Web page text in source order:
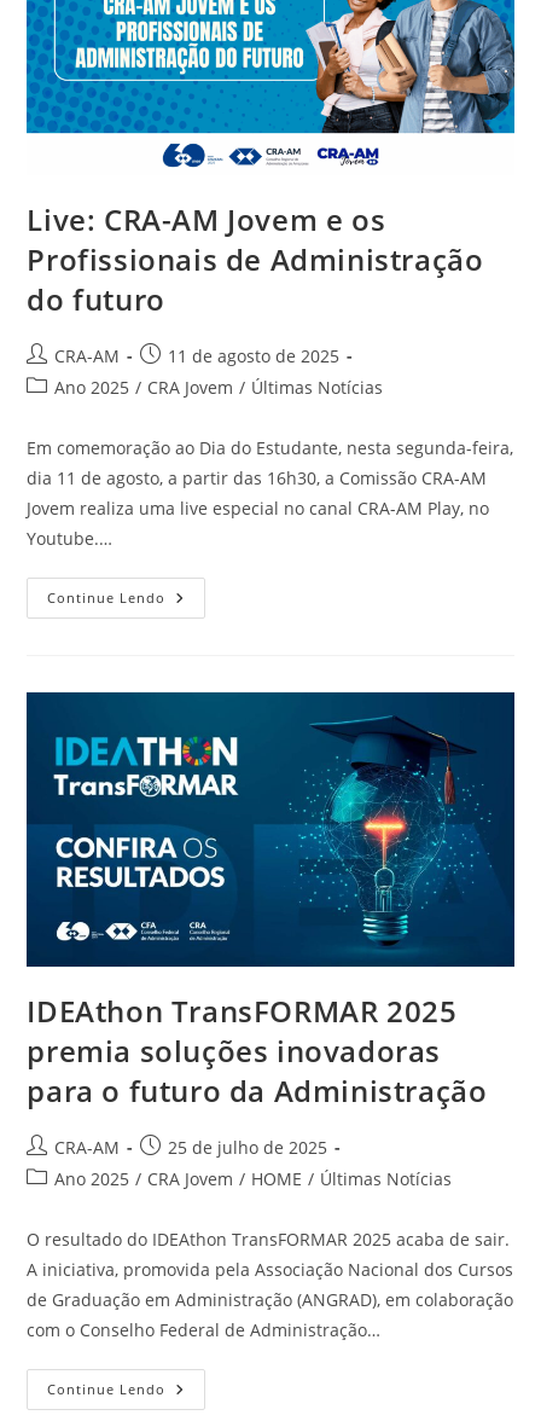
Live: CRA-AM Jovem e os
Profissionais de Administração
do futuro
CRA-AM
11 de agosto de 2025
Ano 2025 / CRA Jovem / Últimas Notícias
Em comemoração ao Dia do Estudante, nesta segunda-feira,
dia 11 de agosto, a partir das 16h30, a Comissão CRA-AM
Jovem realiza uma live especial no canal CRA-AM Play, no
Youtube.…
Continue Lendo
IDEAthon TransFORMAR 2025
premia soluções inovadoras
para o futuro da Administração
CRA-AM
25 de julho de 2025
Ano 2025 / CRA Jovem / HOME / Últimas Notícias
O resultado do IDEAthon TransFORMAR 2025 acaba de sair.
A iniciativa, promovida pela Associação Nacional dos Cursos
de Graduação em Administração (ANGRAD), em colaboração
com o Conselho Federal de Administração…
Continue Lendo